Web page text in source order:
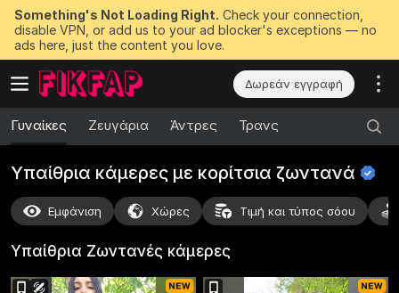
Something's Not Loading Right. Check your connection,
disable VPN, or add us to your ad blocker's exceptions — no
ads here, just the content you love.
Δωρεάν εγγραφή
Γυναίκες Ζευγάρια Άντρες Τρανς
Υπαίθρια κάμερες με κορίτσια ζωντανά
Εμφάνιση Χώρες Τιμή και τύπος σόου
Υπαίθρια Ζωντανές κάμερες